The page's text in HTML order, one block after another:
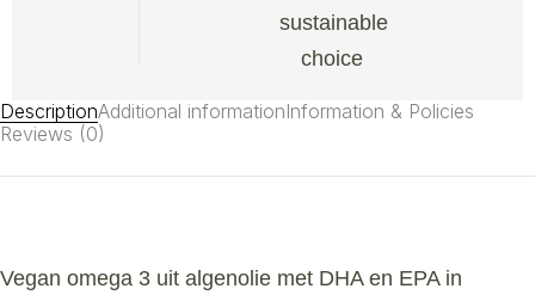
sustainable
choice
DescriptionAdditional informationInformation & Policies
Reviews (0)
Vegan omega 3 uit algenolie met DHA en EPA in